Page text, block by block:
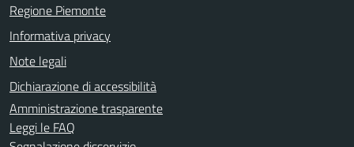
Regione Piemonte
Informativa privacy
Note legali
Dichiarazione di accessibilità
Amministrazione trasparente
Leggi le FAQ